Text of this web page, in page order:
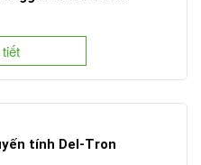
tính Del-Tron